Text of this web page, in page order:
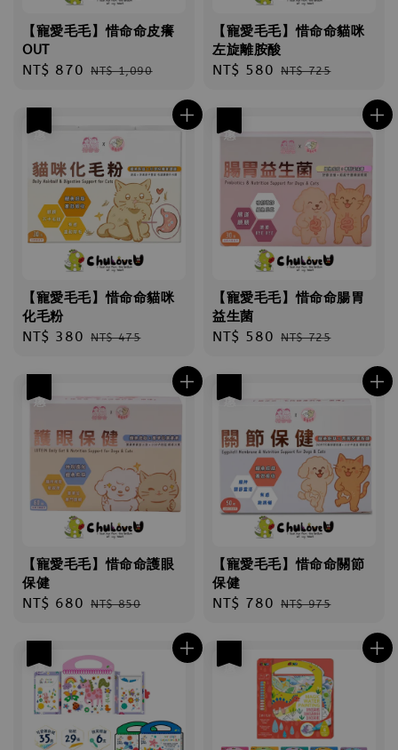
【寵愛毛毛】惜命命皮癢
OUT
Sale
NT$ 870 Regular
NT$ 1,090
【寵愛毛毛】惜命命貓咪
左旋離胺酸
Sale
NT$ 580 Regular
NT$ 725
【寵愛毛毛】惜命命貓咪
化毛粉
Sale
NT$ 380 Regular
NT$ 475
【寵愛毛毛】惜命命腸胃
益生菌
Sale
NT$ 580 Regular
NT$ 725
【寵愛毛毛】惜命命護眼
保健
Sale
NT$ 680 Regular
NT$ 850
【寵愛毛毛】惜命命關節
保健
Sale
NT$ 780 Regular
NT$ 975